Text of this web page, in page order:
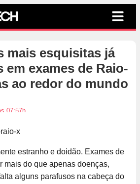
mais esquisitas já
em exames de Raio-
ao redor do mundo
07:57h
estranho e doidão. Exames de
mais do que apenas doenças,
alguns parafusos na cabeça do